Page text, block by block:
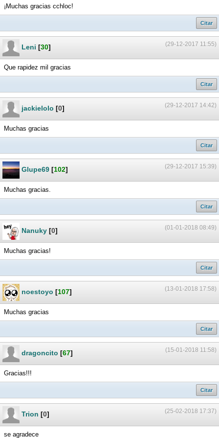
¡Muchas gracias cchloc!
Citar
(29-12-2017 11:55)
Leni [30]
Que rapidez mil gracias
Citar
(29-12-2017 14:42)
jackielolo [0]
Muchas gracias
Citar
(29-12-2017 15:39)
Glupe69 [102]
Muchas gracias.
Citar
(01-01-2018 08:49)
Nanuky [0]
Muchas gracias!
Citar
(13-01-2018 17:58)
noestoyo [107]
Muchas gracias
Citar
(15-01-2018 11:58)
dragoncito [67]
Gracias!!!
Citar
(25-02-2018 17:37)
Trion [0]
se agradece